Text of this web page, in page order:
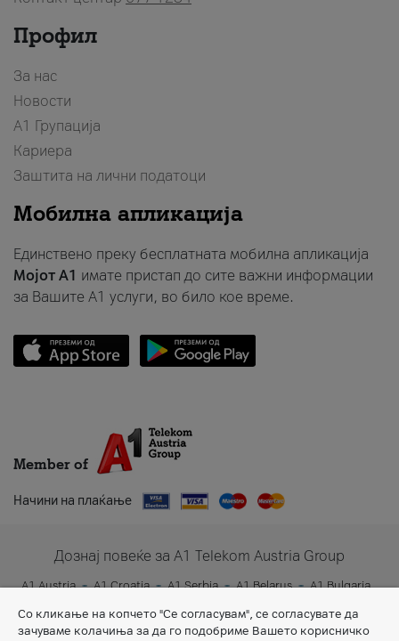
Профил
За нас
Новости
А1 Групација
Кариера
Заштита на лични податоци
Мобилна апликација
Единствено преку бесплатната мобилна апликација
Мојот A1 имате пристап до сите важни информации
за Вашите A1 услуги, во било кое време.
Member of
Начини на плаќање
Дознај повеќе за A1 Telekom Austria Group
A1 Austria A1 Croatia A1 Serbia A1 Belarus
A1 Bulgaria
A1 Slovenia
A1 Digital
Со кликање на копчето "Се согласувам", се согласувате да
зачуваме колачиња за да го подобриме Вашето корисничко